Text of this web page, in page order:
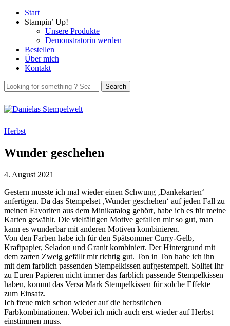
Start
Stampin’ Up!
Unsere Produkte
Demonstratorin werden
Bestellen
Über mich
Kontakt
Herbst
Wunder geschehen
4. August 2021
Gestern musste ich mal wieder einen Schwung ‚Dankekarten‘
anfertigen. Da das Stempelset ‚Wunder geschehen‘ auf jeden Fall zu
meinen Favoriten aus dem Minikatalog gehört, habe ich es für meine
Karten gewählt. Die vielfältigen Motive gefallen mir so gut, man
kann es wunderbar mit anderen Motiven kombinieren.
Von den Farben habe ich für den Spätsommer Curry-Gelb,
Kraftpapier, Seladon und Granit kombiniert. Der Hintergrund mit
dem zarten Zweig gefällt mir richtig gut. Ton in Ton habe ich ihn
mit dem farblich passenden Stempelkissen aufgestempelt. Solltet Ihr
zu Euren Papieren nicht immer das farblich passende Stempelkissen
haben, kommt das Versa Mark Stempelkissen für solche Effekte
zum Einsatz.
Ich freue mich schon wieder auf die herbstlichen
Farbkombinationen. Wobei ich mich auch erst wieder auf Herbst
einstimmen muss.